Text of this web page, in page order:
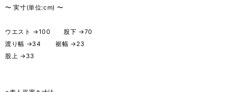
〜 実寸(単位:cm) 〜
ウエスト →100 股下 →70
渡り幅 →34 裾幅 →23
股上 →33